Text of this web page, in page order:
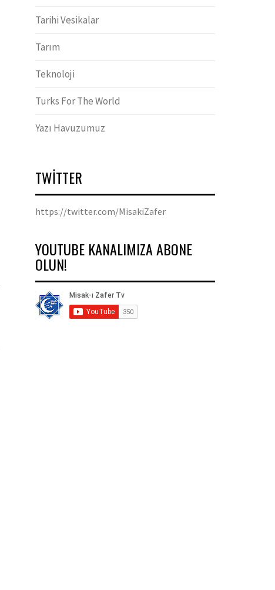
Tarihi Vesikalar
Tarım
Teknoloji
Turks For The World
Yazı Havuzumuz
TWITTER
https://twitter.com/MisakiZafer
YOUTUBE KANALIMIZA ABONE
OLUN!